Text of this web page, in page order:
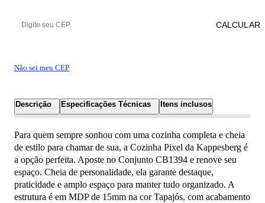
Não sei meu CEP
CALCULAR
Descrição Especificações Técnicas Itens inclusos
Para quem sempre sonhou com uma cozinha completa e cheia
de estilo para chamar de sua, a Cozinha Pixel da Kappesberg é
a opção perfeita. Aposte no Conjunto CB1394 e renove seu
espaço. Cheia de personalidade, ela garante destaque,
praticidade e amplo espaço para manter tudo organizado. A
estrutura é em MDP de 15mm na cor Tapajós, com acabamento